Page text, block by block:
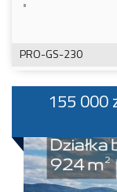
PRO-GS-230
155 000